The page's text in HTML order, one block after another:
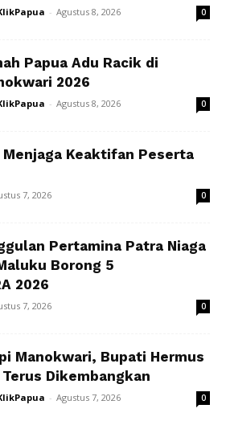
- Agustus 8, 2026 0
Papua Adu Racik di
2026
- Agustus 8, 2026 0
Menjaga Keaktifan Peserta
7, 2026 0
Pertamina Patra Niaga
Borong 5
2026
7, 2026 0
Manokwari, Bupati Hermus
Dikembangkan
- Agustus 7, 2026 0